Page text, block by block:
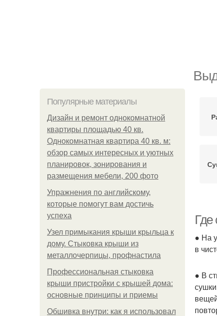
Популярные материалы
Дизайн и ремонт однокомнатной
квартиры площадью 40 кв.
Однокомнатная квартира 40 кв. м:
обзор самых интересных и уютных
планировок, зонирования и
размещения мебели, 200 фото
Упражнения по английскому,
которые помогут вам достичь
успеха
Узел примыкания крыши крыльца к
дому. Стыковка крыши из
металлочерпицы, профнастила
Профессиональная стыковка
крыши пристройки с крышей дома:
основные принципы и приемы
Обшивка внутри: как я использовал
Где
● На
в
● В